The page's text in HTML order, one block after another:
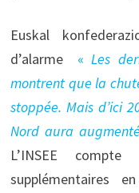
Euskal
d’alarme
« Les
montrent que la
stoppée. Mais d’ici
Nord aura
L’INSEE
supplémentaires